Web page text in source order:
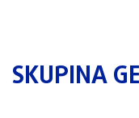
SKUPINA